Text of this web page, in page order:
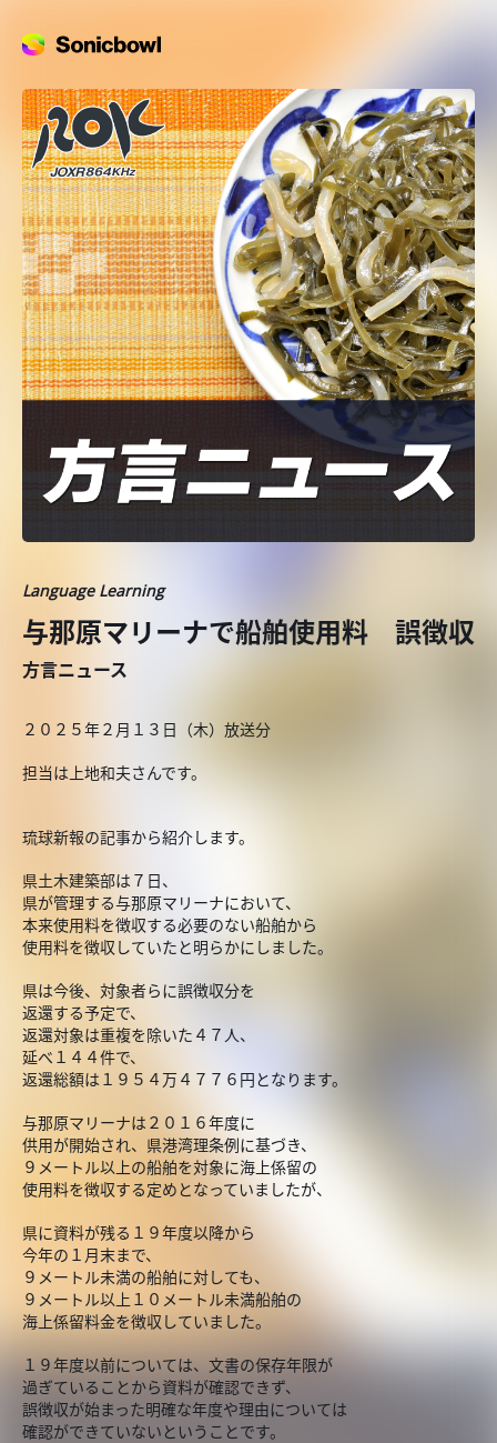
Language Learning
与那原マリーナで船舶使用料 誤徴収
方言ニュース
２０２５年２月１３日（木）放送分
担当は上地和夫さんです。
琉球新報の記事から紹介します。
県土木建築部は７日、
県が管理する与那原マリーナにおいて、
本来使用料を徴収する必要のない船舶から
使用料を徴収していたと明らかにしました。
県は今後、対象者らに誤徴収分を
返還する予定で、
返還対象は重複を除いた４７人、
延べ１４４件で、
返還総額は１９５４万４７７６円となります。
与那原マリーナは２０１６年度に
供用が開始され、県港湾理条例に基づき、
９メートル以上の船舶を対象に海上係留の
使用料を徴収する定めとなっていましたが、
県に資料が残る１９年度以降から
今年の１月末まで、
９メートル未満の船舶に対しても、
９メートル以上１０メートル未満船舶の
海上係留料金を徴収していました。
１９年度以前については、文書の保存年限が
過ぎていることから資料が確認できず、
誤徴収が始まった明確な年度や理由については
確認ができていないということです。